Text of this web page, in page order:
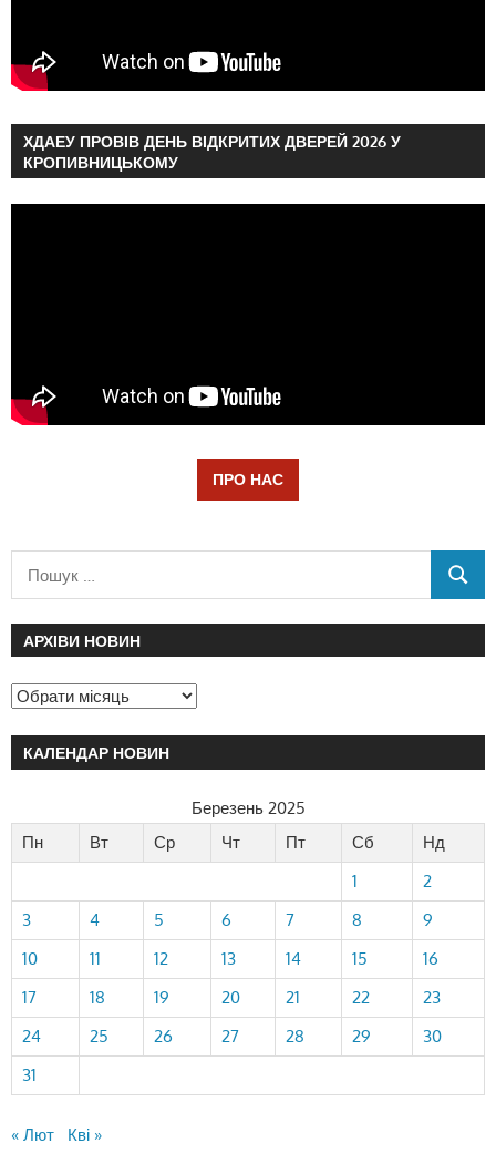
ХДАЕУ ПРОВІВ ДЕНЬ ВІДКРИТИХ ДВЕРЕЙ 2026 У
КРОПИВНИЦЬКОМУ
ПРО НАС
АРХІВИ НОВИН
КАЛЕНДАР НОВИН
Березень 2025
Пн
Вт Ср Чт Пт Сб
Нд
1
2
3
4 5 6 7 8
9
10
11 12 13 14 15
16
17
18 19 20 21 22
23
24
25 26 27 28 29
30
31
« Лют Кві »